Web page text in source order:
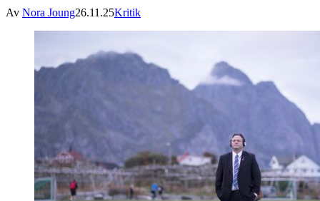
Av Nora Joung26.11.25Kritik